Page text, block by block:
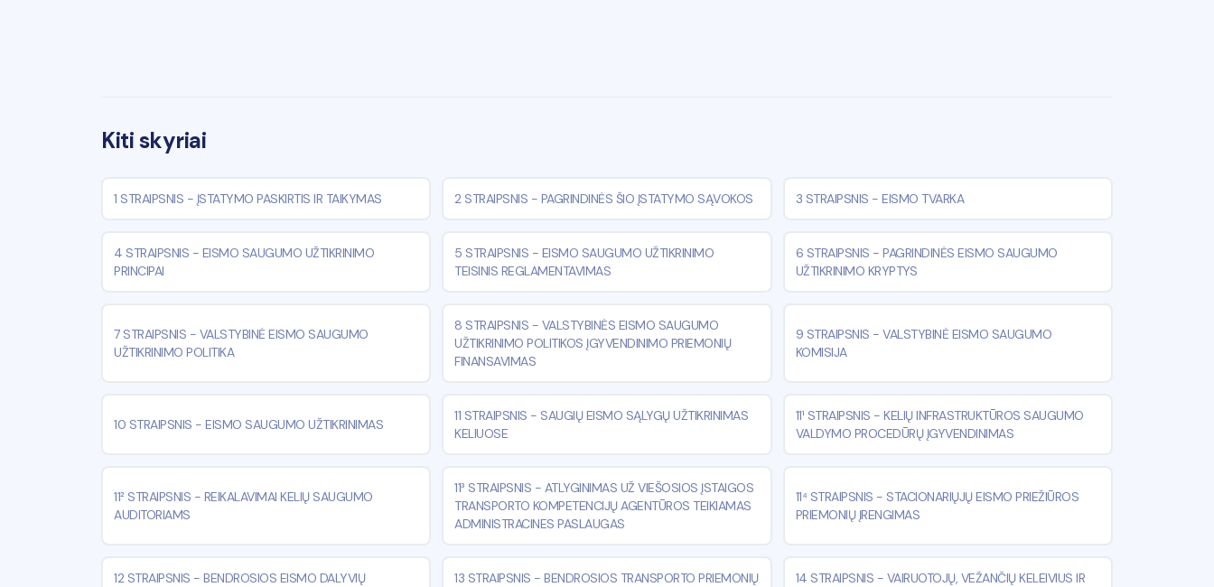
Kiti skyriai
1 STRAIPSNIS - ĮSTATYMO PASKIRTIS IR TAIKYMAS 2 STRAIPSNIS - PAGRINDINĖS ŠIO ĮSTATYMO SĄVOKOS 3 STRAIPSNIS -EISMO TVARKA
4 STRAIPSNIS - EISMO SAUGUMO UŽTIKRINIMO
PRINCIPAI
5 STRAIPSNIS - EISMO SAUGUMO UŽTIKRINIMO
TEISINIS REGLAMENTAVIMAS
6 STRAIPSNIS -PAGRINDINĖS EISMO SAUGUMO
UŽTIKRINIMO KRYPTYS
7 STRAIPSNIS - VALSTYBINĖ EISMO SAUGUMO
UŽTIKRINIMO POLITIKA
8 STRAIPSNIS - VALSTYBINĖS EISMO SAUGUMO
UŽTIKRINIMO POLITIKOS ĮGYVENDINIMO PRIEMONIŲ
FINANSAVIMAS
9 STRAIPSNIS -VALSTYBINĖ EISMO SAUGUMO
KOMISIJA
10 STRAIPSNIS - EISMO SAUGUMO UŽTIKRINIMAS
11 STRAIPSNIS - SAUGIŲ EISMO SĄLYGŲ UŽTIKRINIMAS
KELIUOSE
11¹ STRAIPSNIS -KELIŲ INFRASTRUKTŪROS SAUGUMO
VALDYMO PROCEDŪRŲ ĮGYVENDINIMAS
11² STRAIPSNIS - REIKALAVIMAI KELIŲ SAUGUMO
AUDITORIAMS
11³ STRAIPSNIS - ATLYGINIMAS UŽ VIEŠOSIOS ĮSTAIGOS
TRANSPORTO KOMPETENCIJŲ AGENTŪROS TEIKIAMAS
ADMINISTRACINES PASLAUGAS
11⁴ STRAIPSNIS - STACIONARIŲJŲ EISMO PRIEŽIŪROS
PRIEMONIŲ ĮRENGIMAS
12 STRAIPSNIS - BENDROSIOS EISMO DALYVIŲ
13 STRAIPSNIS -BENDROSIOS TRANSPORTO PRIEMONIŲ
14 STRAIPSNIS - VAIRUOTOJŲ, VEŽANČIŲ KELEIVIUS IR